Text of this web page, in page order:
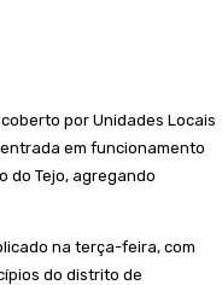
por Unidades Locais
em funcionamento
do Tejo, agregando
na terça-feira, com
do distrito de